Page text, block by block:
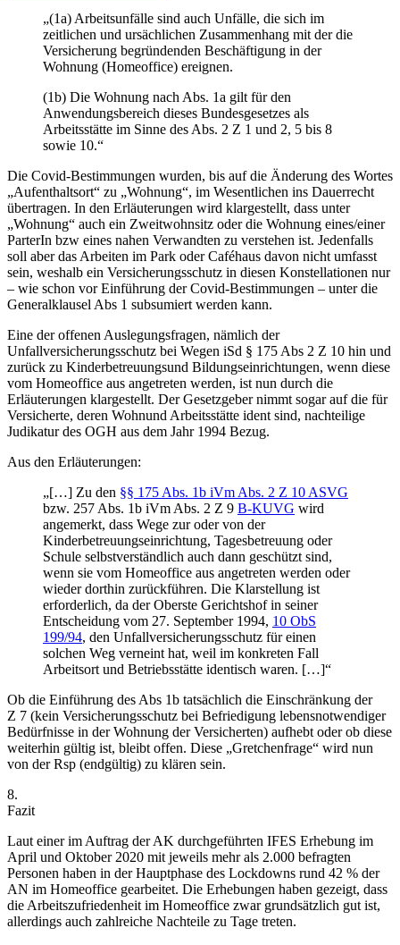
„(1a) Arbeitsunfälle sind auch Unfälle, die sich im
zeitlichen und ursächlichen Zusammenhang mit der die
Versicherung begründenden Beschäftigung in der
Wohnung (Homeoffice) ereignen.
(1b) Die Wohnung nach Abs. 1a gilt für den
Anwendungsbereich dieses Bundesgesetzes als
Arbeitsstätte im Sinne des Abs. 2 Z 1 und 2, 5 bis 8
sowie 10.“
Die Covid-Bestimmungen wurden, bis auf die Änderung des Wortes
„Aufenthaltsort“ zu „Wohnung“, im Wesentlichen ins Dauerrecht
übertragen. In den Erläuterungen wird klargestellt, dass unter
„Wohnung“ auch ein Zweitwohnsitz oder die Wohnung eines/einer
ParterIn bzw eines nahen Verwandten zu verstehen ist. Jedenfalls
soll aber das Arbeiten im Park oder Caféhaus davon nicht umfasst
sein, weshalb ein Versicherungsschutz in diesen Konstellationen nur
– wie schon vor Einführung der Covid-Bestimmungen – unter die
Generalklausel Abs 1 subsumiert werden kann.
Eine der offenen Auslegungsfragen, nämlich der
Unfallversicherungsschutz bei Wegen iSd § 175 Abs 2 Z 10 hin und
zurück zu Kinderbetreuungsund Bildungseinrichtungen, wenn diese
vom Homeoffice aus angetreten werden, ist nun durch die
Erläuterungen klargestellt. Der Gesetzgeber nimmt sogar auf die für
Versicherte, deren Wohnund Arbeitsstätte ident sind, nachteilige
Judikatur des OGH aus dem Jahr 1994 Bezug.
Aus den Erläuterungen:
„[…] Zu den §§ 175 Abs. 1b iVm Abs. 2 Z 10 ASVG
bzw. 257 Abs. 1b iVm Abs. 2 Z 9 B-KUVG wird
angemerkt, dass Wege zur oder von der
Kinderbetreuungseinrichtung, Tagesbetreuung oder
Schule selbstverständlich auch dann geschützt sind,
wenn sie vom Homeoffice aus angetreten werden oder
wieder dorthin zurückführen. Die Klarstellung ist
erforderlich, da der Oberste Gerichtshof in seiner
Entscheidung vom 27. September 1994, 10 ObS
199/94, den Unfallversicherungsschutz für einen
solchen Weg verneint hat, weil im konkreten Fall
Arbeitsort und Betriebsstätte identisch waren. […]“
Ob die Einführung des Abs 1b tatsächlich die Einschränkung der
Z 7 (kein Versicherungsschutz bei Befriedigung lebensnotwendiger
Bedürfnisse in der Wohnung der Versicherten) aufhebt oder ob diese
weiterhin gültig ist, bleibt offen. Diese „Gretchenfrage“ wird nun
von der Rsp (endgültig) zu klären sein.
8.
Fazit
Laut einer im Auftrag der AK durchgeführten IFES Erhebung im
April und Oktober 2020 mit jeweils mehr als 2.000 befragten
Personen haben in der Hauptphase des Lockdowns rund 42 % der
AN im Homeoffice gearbeitet. Die Erhebungen haben gezeigt, dass
die Arbeitszufriedenheit im Homeoffice zwar grundsätzlich gut ist,
allerdings auch zahlreiche Nachteile zu Tage treten.